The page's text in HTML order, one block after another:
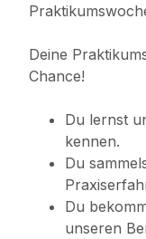
Deine
Chance!
Du lernst
kennen.
Du
Du
unseren